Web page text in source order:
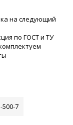
на следующий
по ГОСТ и ТУ
500-7